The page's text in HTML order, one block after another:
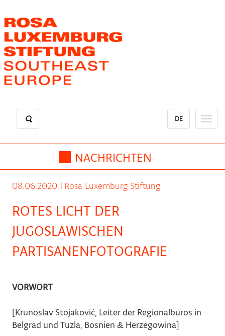
Inhalt
Toggle
DE
NACHRICHTEN
08.06.2020. | Rosa Luxemburg Stiftung
ROTES LICHT DER
JUGOSLAWISCHEN
PARTISANENFOTOGRAFIE
VORWORT
[Krunoslav Stojaković, Leiter der Regionalbüros in
Belgrad und Tuzla, Bosnien & Herzegowina]